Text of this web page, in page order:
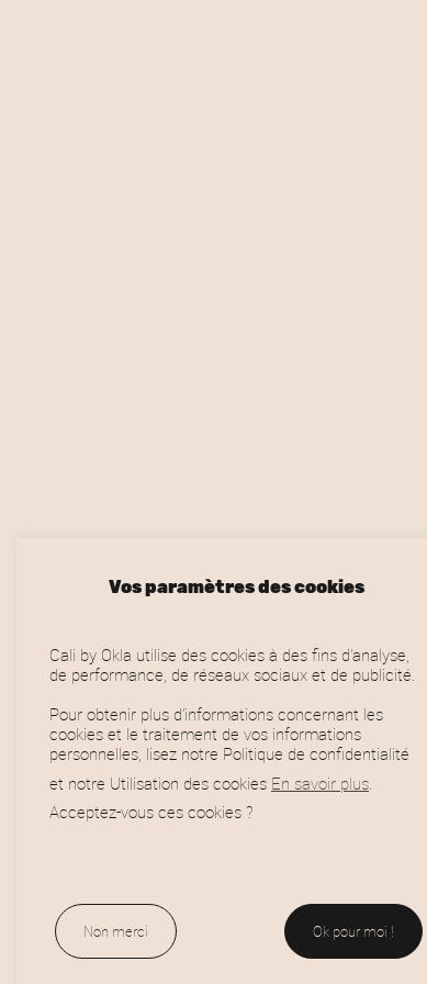
Cali by
et
and
Vos paramètres des cookies
Cali by Okla utilise des cookies à des fins d'analyse,
de performance, de réseaux sociaux et de publicité.
Pour obtenir plus d’informations concernant les
cookies et le traitement de vos informations
personnelles, lisez notre Politique de confidentialité
et notre Utilisation des cookies En savoir plus.
Acceptez-vous ces cookies ?
Non merci Ok pour moi !